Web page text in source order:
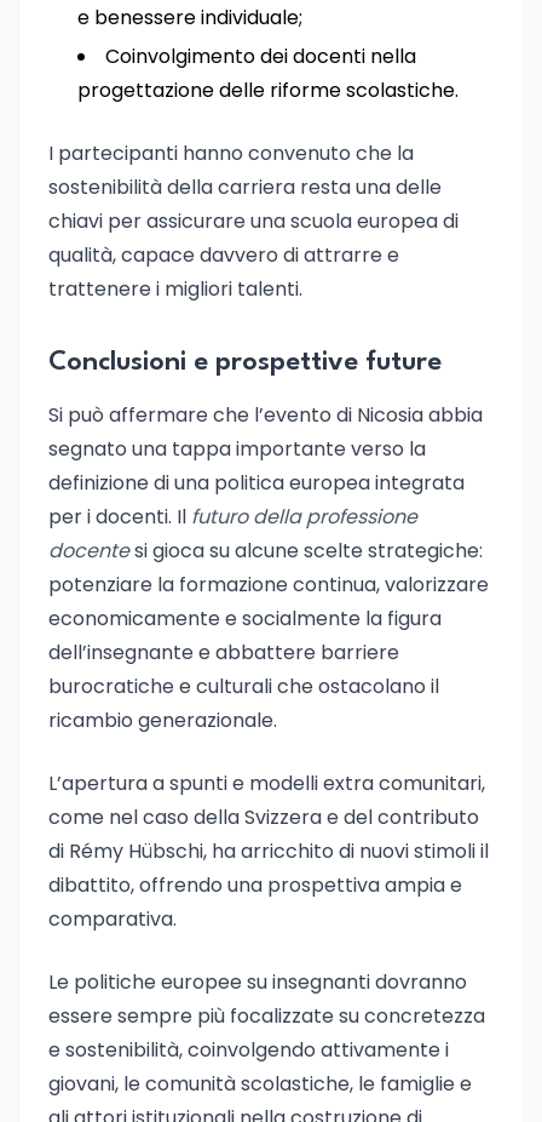
e benessere individuale;
Coinvolgimento dei docenti nella
progettazione delle riforme scolastiche.
I partecipanti hanno convenuto che la
sostenibilità della carriera resta una delle
chiavi per assicurare una scuola europea di
qualità, capace davvero di attrarre e
trattenere i migliori talenti.
Conclusioni e prospettive future
Si può affermare che l’evento di Nicosia abbia
segnato una tappa importante verso la
definizione di una politica europea integrata
per i docenti. Il futuro della professione
docentesi gioca su alcune scelte strategiche:
potenziare la formazione continua, valorizzare
economicamente e socialmente la figura
dell’insegnante e abbattere barriere
burocratiche e culturali che ostacolano il
ricambio generazionale.
L’apertura a spunti e modelli extra comunitari,
come nel caso della Svizzera e del contributo
di Rémy Hübschi, ha arricchito di nuovi stimoli il
dibattito, offrendo una prospettiva ampia e
comparativa.
Le politiche europee su insegnanti dovranno
essere sempre più focalizzate su concretezza
e sostenibilità, coinvolgendo attivamente i
giovani, le comunità scolastiche, le famiglie e